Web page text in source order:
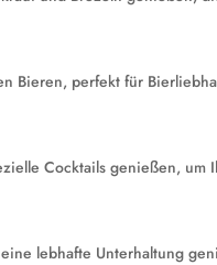
Bieren, perfekt für
Cocktails genießen, um
lebhafte Unterhaltung